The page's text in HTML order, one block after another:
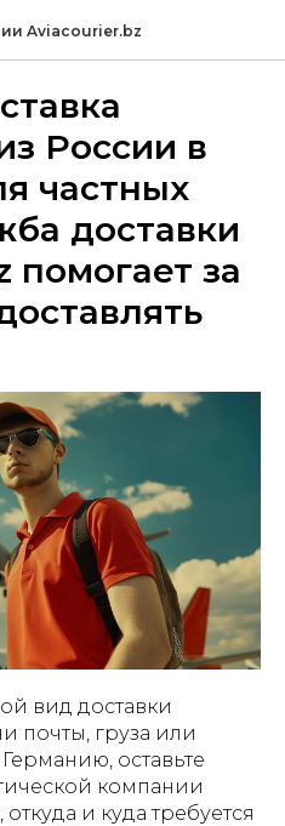
Aviacourier.bz
России в
частных
доставки
помогает за
вид доставки
почты, груза или
оставьте
компании
откуда и куда требуется